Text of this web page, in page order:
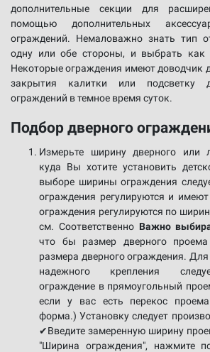
дополнительные секции для
помощью дополнительных
ограждений. Немаловажно знать тип
одну или обе стороны, и выбрать как
Некоторые ограждения имеют доводчик
закрытия калитки или подсветку
ограждений в темное время суток.
Подбор дверного
Измерьте ширину дверного или
куда Вы хотите установить
выборе ширины ограждения
ограждения регулируются и
ограждения регулируются по
см. Соответственно Важно
что бы размер дверного
размера дверного ограждения. Для
надежного крепления
ограждение в прямоугольный
если у вас есть перекос
форма.) Установку следует
✔Введите замеренную ширину
"Ширина ограждения", нажмите